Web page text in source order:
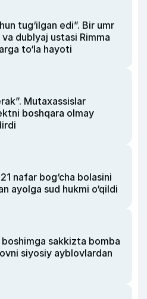
tug‘ilgan edi”. Bir umr
dublyaj ustasi Rimma
to‘la hayoti
Mutaxassislar
boshqara olmay
nafar bog‘cha bolasini
ayolga sud hukmi o‘qildi
boshimga sakkizta bomba
siyosiy ayblovlardan